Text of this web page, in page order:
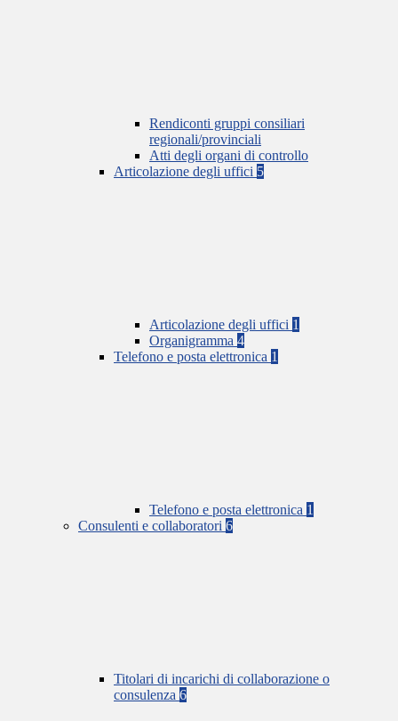
Rendiconti gruppi consiliari
regionali/provinciali
Atti degli organi di controllo
Articolazione degli uffici 5
Articolazione degli uffici 1
Organigramma 4
Telefono e posta elettronica 1
Telefono e posta elettronica 1
Consulenti e collaboratori 6
Titolari di incarichi di collaborazione o
consulenza 6